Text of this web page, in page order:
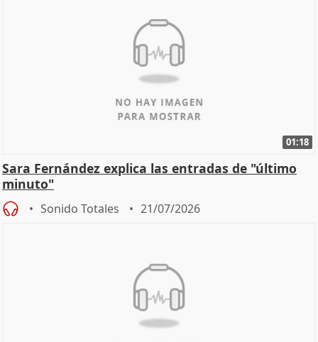
01:18
Sara Fernández explica las entradas de "último
minuto"
Sonido Totales 21/07/2026